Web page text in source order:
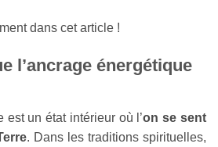
dans cet article !
l’ancrage énergétique
est un état intérieur où l’on se sent
. Dans les traditions spirituelles,